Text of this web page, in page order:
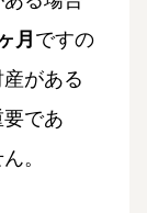
月 ですの
がある
であ
。